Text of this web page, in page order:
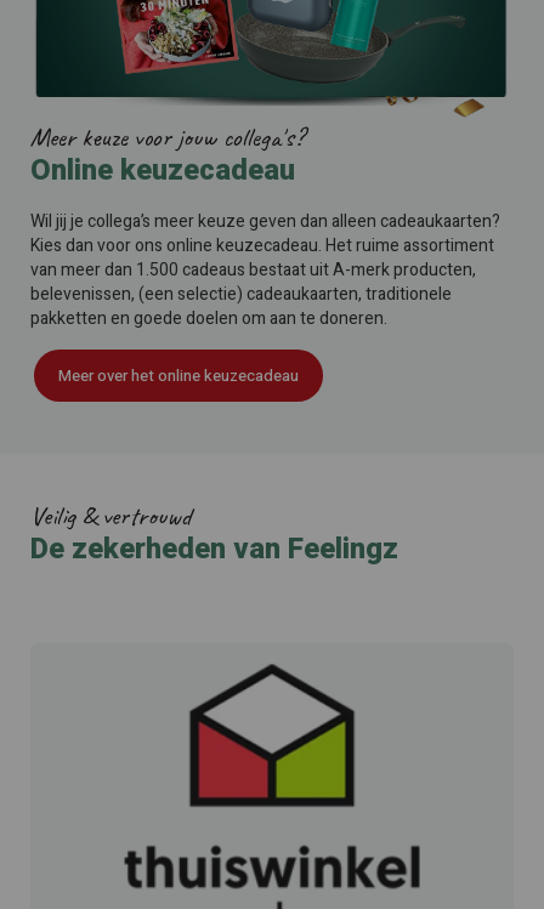
Meer keuze voor jouw collega's?
Online keuzecadeau
Wil jij je collega’s meer keuze geven dan alleen cadeaukaarten?
Kies dan voor ons online keuzecadeau. Het ruime assortiment
van meer dan 1.500 cadeaus bestaat uit A-merk producten,
belevenissen, (een selectie) cadeaukaarten, traditionele
pakketten en goede doelen om aan te doneren.
Meer over het online keuzecadeau
Veilig & vertrouwd
De zekerheden van Feelingz